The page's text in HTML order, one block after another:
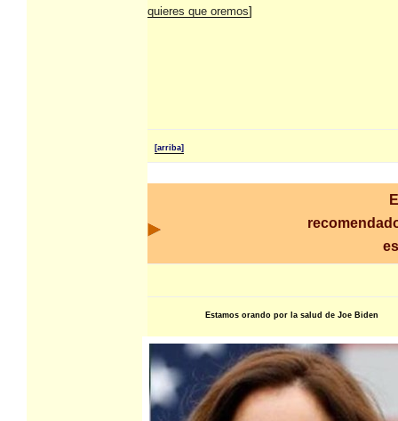
quieres que oremos]
[arriba]
Estamos orando por la salud de Joe Biden